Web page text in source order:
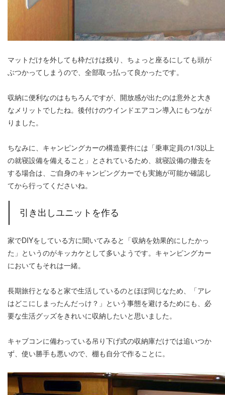
マットだけを外しても枠だけは残り、ちょっと座るにしても頭が
ぶつかってしまうので、全部取っ払って良かったです。
収納に便利なのはもちろんですが、開放感が出たのは意外と大き
なメリットでしたね。後付けのウインドエアコン導入にもつなが
りました。
ちなみに、キャンピングカーの構造要件には「乗車定員の1/3以上
の就寝設備を備えること」とされているため、就寝設備の撤去を
する場合は、ご自身のキャンピングカーでも実施が可能か確認し
てから行ってくださいね。
引き出しユニットを作る
家でDIYをしている方に聞いてみると「収納を効果的にしたかっ
た」というのがキッカケとして多いようです。キャンピングカー
においてもそれは一緒。
長期旅行となると家で生活しているのとほぼ同じなため、「アレ
はどこにしまったんだっけ？」という事態を避けるためにも、必
要な生活グッズをきれいに収納したいと思いました。
キャブコンに備わっている吊り下げ式の収納庫だけでは追いつか
ず、使い勝手も悪いので、棚も自分で作ることに。